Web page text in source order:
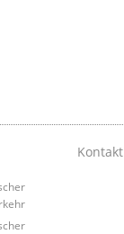
Kontakt